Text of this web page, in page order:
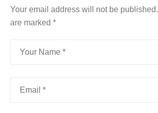
Your email address will not be published.
are marked *